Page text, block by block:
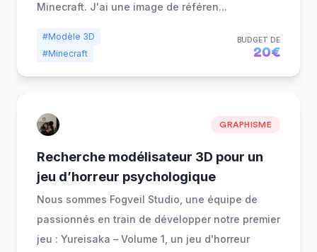
Minecraft. J'ai une image de référen...
#Modèle 3D
#Minecraft
BUDGET DE
20€
GRAPHISME
Recherche modélisateur 3D pour un
jeu d’horreur psychologique
Nous sommes Fogveil Studio, une équipe de
passionnés en train de développer notre premier
jeu : Yureisaka – Volume 1, un jeu d'horreur